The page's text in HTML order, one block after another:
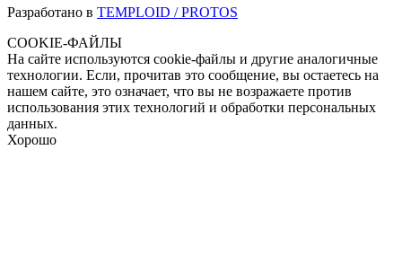
Разработано в TEMPLOID / PROTOS
COOKIE-ФАЙЛЫ
На сайте используются cookie-файлы и другие аналогичные
технологии. Если, прочитав это сообщение, вы остаетесь на
нашем сайте, это означает, что вы не возражаете против
использования этих технологий и обработки персональных
данных.
Хорошо